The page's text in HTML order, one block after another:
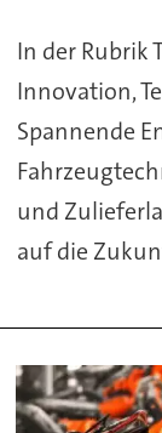
In der Rubrik
Innovation,
Spannende
und
auf die